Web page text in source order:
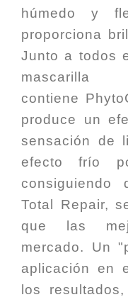
húmedo y
proporciona
Junto a todos
contiene
produce un
sensación de
efecto frío
consiguiendo
Total Repair,
que las
mercado. Un
aplicación en
los